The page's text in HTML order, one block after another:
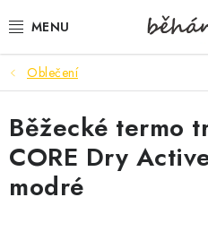
na
BOTY PÁNSKÉ
BOTY DÁMSKÉ
PÁNSKÉ OBLEČENÍ
Oblečení
Běžecké termo
CORE Dry
modré